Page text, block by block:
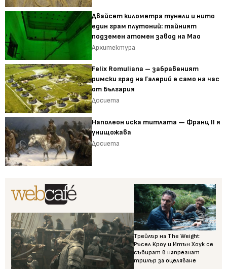
Двайсет километра тунели и нито
един грам плутоний: тайният
подземен атомен завод на Мао
Архитектура
Felix Romuliana – забравеният
римски град на Галерий е само на час
от България
Досиета
Наполеон иска титлата — Франц II я
унищожава
Досиета
Трейлър на The Weight:
Ръсел Кроу и Итън Хоук се
събират в напрегнат
трилър за оцеляване